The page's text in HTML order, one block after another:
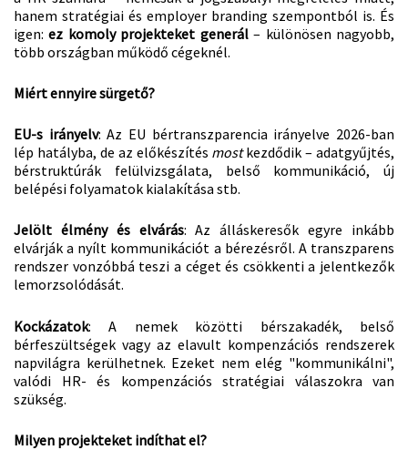
hanem stratégiai és employer branding szempontból is. És
igen:ez komoly projekteket generál– különösen nagyobb,
több országban működő cégeknél.
Miért ennyire sürgető?
EU-s irányelv: Az EU bértranszparencia irányelve 2026-ban
lép hatályba, de az előkészítés mostkezdődik – adatgyűjtés,
bérstruktúrák felülvizsgálata, belső kommunikáció, új
belépési folyamatok kialakítása stb.
Jelölt élmény és elvárás: Az álláskeresők egyre inkább
elvárják a nyílt kommunikációt a bérezésről. A transzparens
rendszer vonzóbbá teszi a céget és csökkenti a jelentkezők
lemorzsolódását.
Kockázatok: A nemek közötti bérszakadék, belső
bérfeszültségek vagy az elavult kompenzációs rendszerek
napvilágra kerülhetnek. Ezeket nem elég "kommunikálni",
valódi HR- és kompenzációs stratégiai válaszokra van
szükség.
Milyen projekteket indíthat el?